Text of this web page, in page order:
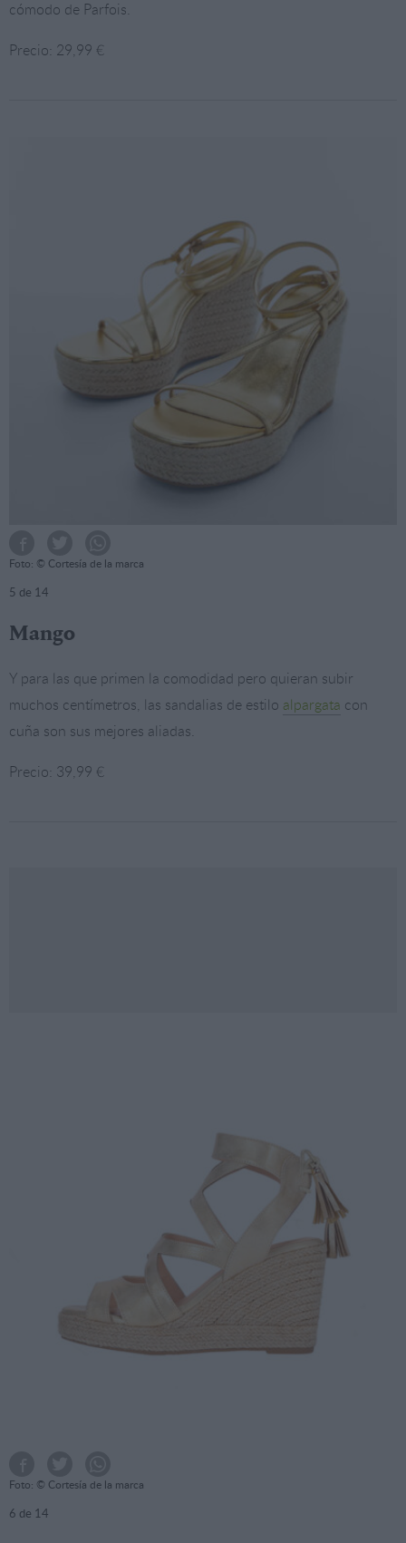
cómodo de Parfois.
Precio: 29,99 €
Foto: © Cortesía de la marca
5 de 14
Mango
Y para las que primen la comodidad pero quieran subir
muchos centímetros, las sandalias de estilo alpargata con
cuña son sus mejores aliadas.
Precio: 39,99 €
Foto: © Cortesía de la marca
6 de 14